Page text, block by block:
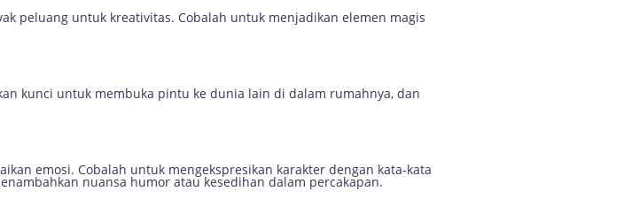
peluang untuk kreativitas. Cobalah untuk menjadikan elemen magis
kunci untuk membuka pintu ke dunia lain di dalam rumahnya, dan
emosi. Cobalah untuk mengekspresikan karakter dengan kata-kata
nuansa humor atau kesedihan dalam percakapan.